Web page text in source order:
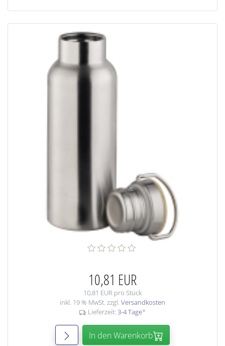
10,81 EUR
10,81 EUR pro Stück
inkl. 19 % MwSt. zzgl. Versandkosten
Lieferzeit: 3-4 Tage*
In den Warenkorb